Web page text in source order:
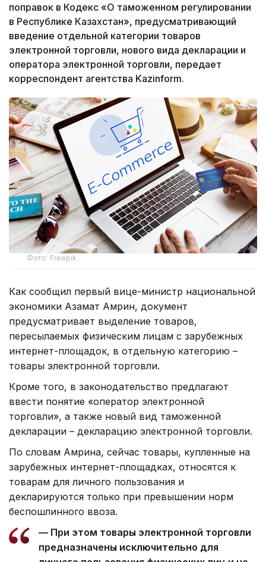
поправок в Кодекс «О таможенном регулировании
в Республике Казахстан», предусматривающий
введение отдельной категории товаров
электронной торговли, нового вида декларации и
оператора электронной торговли, передает
корреспондент агентства Kazinform.
Фото: Freepik
Как сообщил первый вице-министр национальной
экономики Азамат Амрин, документ
предусматривает выделение товаров,
пересылаемых физическим лицам с зарубежных
интернет-площадок, в отдельную категорию –
товары электронной торговли.
Кроме того, в законодательство предлагают
ввести понятие «оператор электронной
торговли», а также новый вид таможенной
декларации – декларацию электронной торговли.
По словам Амрина, сейчас товары, купленные на
зарубежных интернет-площадках, относятся к
товарам для личного пользования и
декларируются только при превышении норм
беспошлинного ввоза.
— При этом товары электронной торговли
предназначены исключительно для